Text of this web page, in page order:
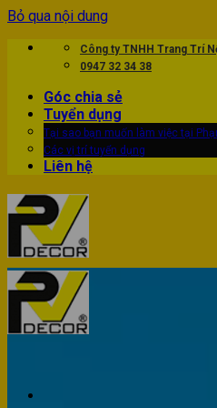
Bỏ qua nội dung
Công ty TNHH Trang Trí
0947 32 34 38
Góc chia sẻ
Tuyển dụng
Tại sao bạn muốn làm việc tại
Các vị trí tuyển dụng
Liên hệ